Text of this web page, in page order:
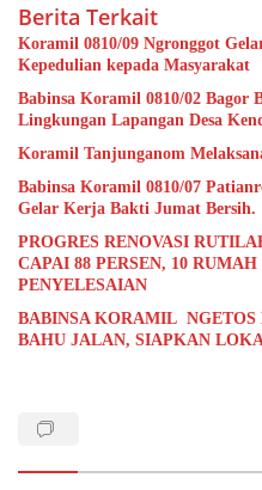
Berita Terkait
Koramil 0810/09 Ngronggot
Kepedulian kepada Masyarakat
Babinsa Koramil 0810/02 Bagor
Lingkungan Lapangan Desa
Koramil Tanjunganom
Babinsa Koramil 0810/07
Gelar Kerja Bakti Jumat Bersih.
PROGRES RENOVASI
CAPAI 88 PERSEN, 10
PENYELESAIAN
BABINSA KORAMIL NGETOS
BAHU JALAN, SIAPKAN